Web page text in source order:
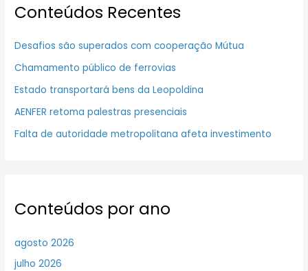
Conteúdos Recentes
Desafios são superados com cooperação Mútua
Chamamento público de ferrovias
Estado transportará bens da Leopoldina
AENFER retoma palestras presenciais
Falta de autoridade metropolitana afeta investimento
Conteúdos por ano
agosto 2026
julho 2026